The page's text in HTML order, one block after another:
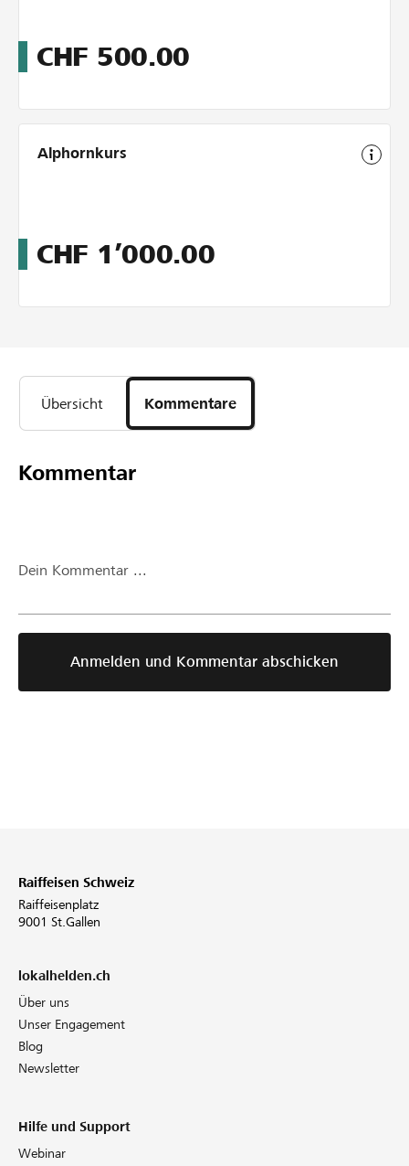
CHF 500.00
Alphornkurs
CHF 1’000.00
Übersicht Kommentare
Kommentar
Dein Kommentar ...
Anmelden und Kommentar abschicken
Raiffeisen Schweiz
Raiffeisenplatz
9001 St.Gallen
lokalhelden.ch
Über uns
Unser Engagement
Blog
Newsletter
Hilfe und Support
Webinar